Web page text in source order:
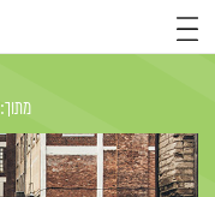
מתוך: